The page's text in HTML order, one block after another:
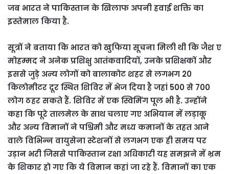
जब भारत ने पाकिस्तान के खिलाफ अपनी हवाई शक्ति का
इस्तेमाल किया है.
सूत्रों ने बताया कि भारत को खुफिया सूचना मिली थी कि जैश ए
मोहम्मद ने अनेक प्रशिक्षु आतंकवादियों, उनके प्रशिक्षकों और
इससे जुड़े अन्य लोगों को बालाकोट शहर से लगभग 20
किलोमीटर दूर स्थित शिविर में भेज दिया है जहां 500 से 700
लोग ठहर सकते हैं. शिविर में एक स्विमिंग पूल भी है. उन्होंने
कहा कि पूरे तालमेल के साथ चलाए गए अभियान में लड़ाकू
और अन्य विमानों ने पश्चिमी और मध्य कमानों के तहत आने
वाले विभिन्न वायुसेना स्टेशनों से लगभग एक ही समय पर
उड़ान भरी जिससे पाकिस्तान रक्षा अधिकारी यह समझने में भ्रम
के शिकार हो गए कि ये विमान कहां जा रहे हैं. विमानों का एक